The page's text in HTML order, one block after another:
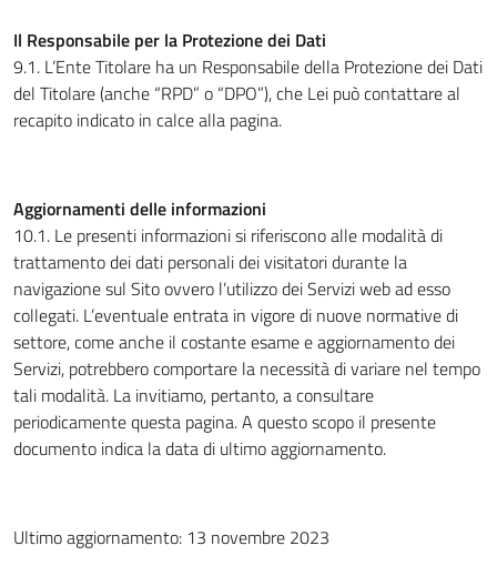
Il Responsabile per la Protezione dei Dati
9.1. L’Ente Titolare ha un Responsabile della Protezione dei Dati
del Titolare (anche “RPD” o “DPO”), che Lei può contattare al
recapito indicato in calce alla pagina.
Aggiornamenti delle informazioni
10.1. Le presenti informazioni si riferiscono alle modalità di
trattamento dei dati personali dei visitatori durante la
navigazione sul Sito ovvero l’utilizzo dei Servizi web ad esso
collegati. L’eventuale entrata in vigore di nuove normative di
settore, come anche il costante esame e aggiornamento dei
Servizi, potrebbero comportare la necessità di variare nel tempo
tali modalità. La invitiamo, pertanto, a consultare
periodicamente questa pagina. A questo scopo il presente
documento indica la data di ultimo aggiornamento.
Ultimo aggiornamento: 13 novembre 2023